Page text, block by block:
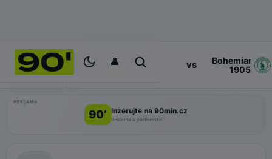
👤
PROGRAM 17:00 Zlin vs
Bohemians
1905
REKLAMA
90’ Inzerujte na 90min.cz
Reklama a partnerství